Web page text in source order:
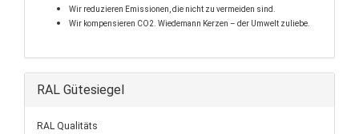
Wir reduzieren Emissionen, die nicht zu vermeiden sind.
Wir kompensieren CO2. Wiedemann Kerzen – der Umwelt zuliebe.
RAL Gütesiegel
RAL Qualitäts